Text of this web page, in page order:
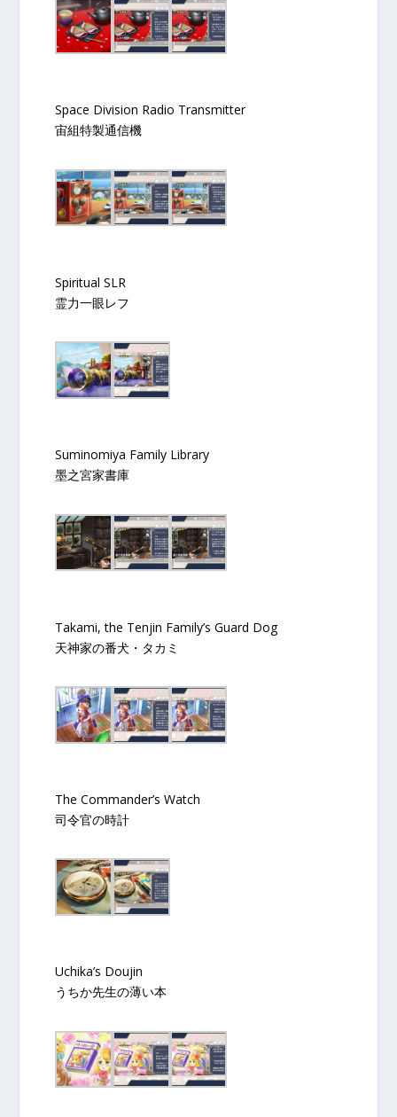
Space Division Radio Transmitter
宙組特製通信機
Spiritual SLR
霊力一眼レフ
Suminomiya Family Library
墨之宮家書庫
Takami, the Tenjin Family’s Guard Dog
天神家の番犬・タカミ
The Commander’s Watch
司令官の時計
Uchika’s Doujin
うちか先生の薄い本